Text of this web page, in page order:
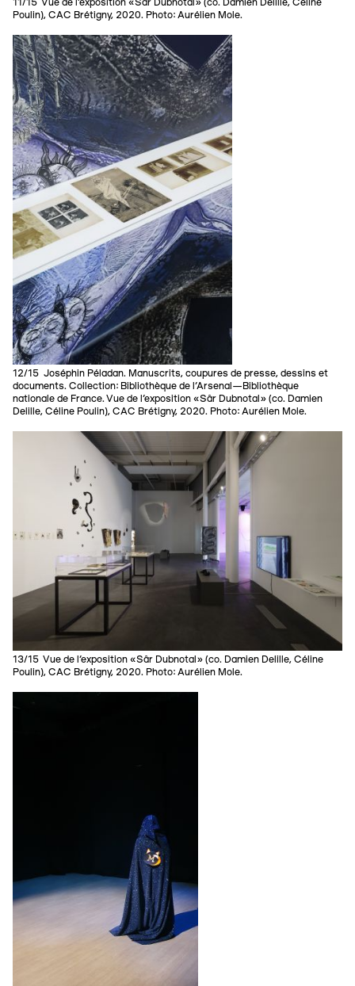
11/15 Vue de l’exposition «Sâr Dubnotal» (co. Damien Delille, Céline
Poulin), CAC Brétigny, 2020. Photo: Aurélien Mole.
12/15 Joséphin Péladan. Manuscrits, coupures de presse, dessins et
documents. Collection: Bibliothèque de l’Arsenal—Bibliothèque
nationale de France. Vue de l’exposition «Sâr Dubnotal» (co. Damien
Delille, Céline Poulin), CAC Brétigny, 2020. Photo: Aurélien Mole.
13/15 Vue de l’exposition «Sâr Dubnotal» (co. Damien Delille, Céline
Poulin), CAC Brétigny, 2020. Photo: Aurélien Mole.